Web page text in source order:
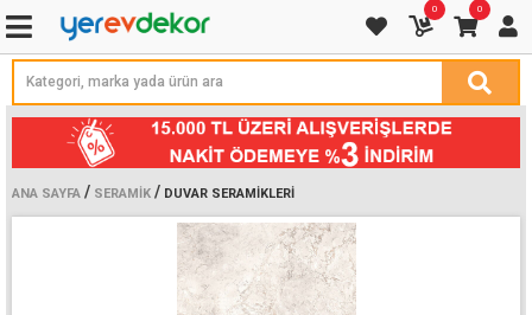
0 0
ANA SAYFA / SERAMIK / DUVAR SERAMIKLERI